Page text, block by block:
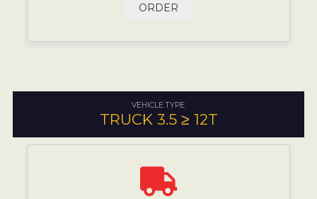
ORDER
VEHICLE TYPE:
TRUCK 3.5 ≥ 12T